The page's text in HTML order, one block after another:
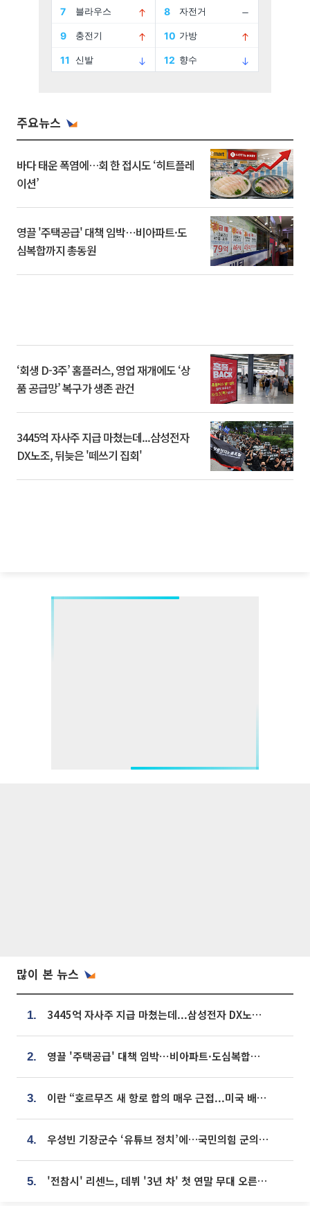
주요뉴스
바다 태운 폭염에…회 한 접시도 ‘히트플레
이션’
영끌 '주택공급' 대책 임박⋯비아파트·도
심복합까지 총동원
‘회생 D-3주’ 홈플러스, 영업 재개에도 ‘상
품 공급망’ 복구가 생존 관건
3445억 자사주 지급 마쳤는데...삼성전자
DX노조, 뒤늦은 '떼쓰기 집회'
많이 본 뉴스
1. 3445억 자사주 지급 마쳤는데...삼성전자 DX노조, 뒤늦은 '떼쓰기 집회'
2. 영끌 '주택공급' 대책 임박⋯비아파트·도심복합까지 총동원
3. 이란 “호르무즈 새 항로 합의 매우 근접...미국 배상 먼저”
4. 우성빈 기장군수 ‘유튜브 정치’에…국민의힘 군의원들 집단 반발
5. '전참시' 리센느, 데뷔 '3년 차' 첫 연말 무대 오른다⋯"그동안 섭외 안 와"